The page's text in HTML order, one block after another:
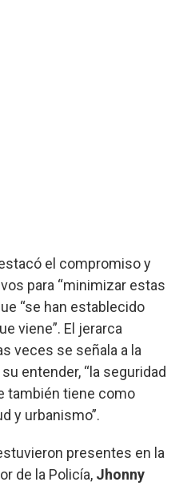
el compromiso y
para “minimizar estas
“se han establecido
viene”. El jerarca
veces se señala a la
entender, “la seguridad
también tiene como
y urbanismo”.
presentes en la
de la Policía, Jhonny